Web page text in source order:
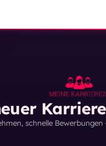
schnelle